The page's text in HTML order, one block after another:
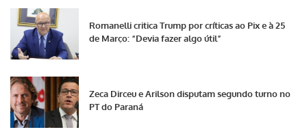
Romanelli critica Trump por críticas ao Pix e à 25
de Março: “Devia fazer algo útil”
Zeca Dirceu e Arilson disputam segundo turno no
PT do Paraná